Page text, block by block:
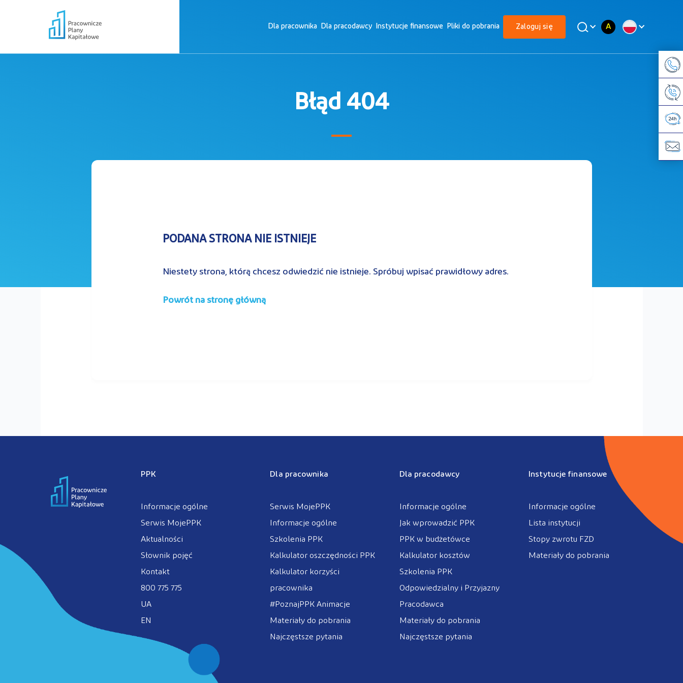
Dla pracownika Dla pracodawcy Instytucje finansowe Pliki do pobrania Zaloguj się A
Błąd 404
PODANA STRONA NIE ISTNIEJE
Niestety strona, którą chcesz odwiedzić nie istnieje. Spróbuj wpisać prawidłowy adres.
Powrót na stronę główną
PPK
Informacje ogólne
Serwis MojePPK
Aktualności
Słownik pojęć
Kontakt
800 775 775
UA
EN
Dla pracownika
Serwis MojePPK
Informacje ogólne
Szkolenia PPK
Kalkulator oszczędności PPK
Kalkulator korzyści
pracownika
#PoznajPPK Animacje
Materiały do pobrania
Najczęstsze pytania
Dla pracodawcy
Informacje ogólne
Jak wprowadzić PPK
PPK w budżetówce
Kalkulator kosztów
Szkolenia PPK
Odpowiedzialny i Przyjazny
Pracodawca
Materiały do pobrania
Najczęstsze pytania
Instytucje finansowe
Informacje ogólne
Lista instytucji
Stopy zwrotu FZD
Materiały do pobrania